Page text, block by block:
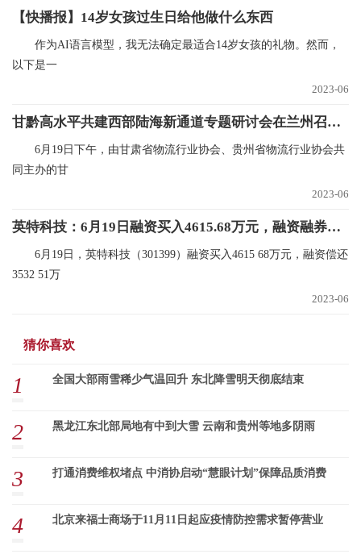
【快播报】14岁女孩过生日给他做什么东西
作为AI语言模型，我无法确定最适合14岁女孩的礼物。然而，
以下是一
2023-06
甘黔高水平共建西部陆海新通道专题研讨会在兰州召开-环球快播报
6月19日下午，由甘肃省物流行业协会、贵州省物流行业协会共
同主办的甘
2023-06
英特科技：6月19日融资买入4615.68万元，融资融券余额6869.97万元_视焦点讯
6月19日，英特科技（301399）融资买入4615 68万元，融资偿还
3532 51万
2023-06
猜你喜欢
1 全国大部雨雪稀少气温回升 东北降雪明天彻底结束
2 黑龙江东北部局地有中到大雪 云南和贵州等地多阴雨
3 打通消费维权堵点 中消协启动“慧眼计划”保障品质消费
4 北京来福士商场于11月11日起应疫情防控需求暂停营业